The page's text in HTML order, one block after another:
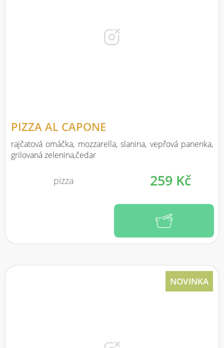
PIZZA AL CAPONE
rajčatová omáčka, mozzarella, slanina, vepřová panenka,
grilovaná zelenina,čedar
pizza 259 Kč
NOVINKA